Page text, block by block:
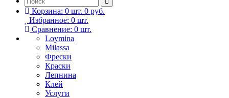
Корзина: 0 шт. 0 руб.
Избранное: 0 шт.
Сравнение: 0 шт.
Loymina
Milassa
Фрески
Краски
Лепнина
Клей
Услуги